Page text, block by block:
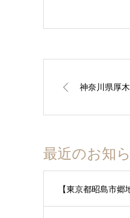
神奈川県厚
最近のお知
【東京都昭島市